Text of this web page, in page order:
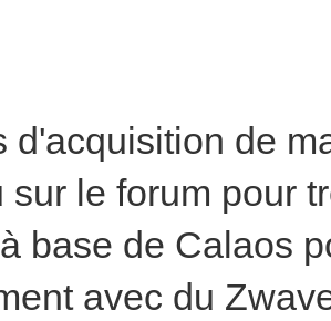
d'acquisition de
sur le forum pour
base de Calaos
avec du